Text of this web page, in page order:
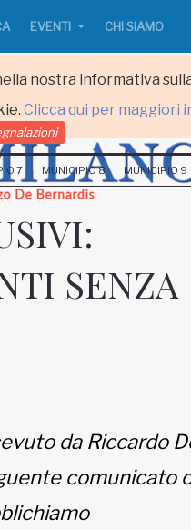
nostra informativa
Clicca qui per maggiori
EVENTI CHI SIAMO
7 MUNICIPIO 8 MUNICIPIO 9
SENZA
da Riccardo
comunicato